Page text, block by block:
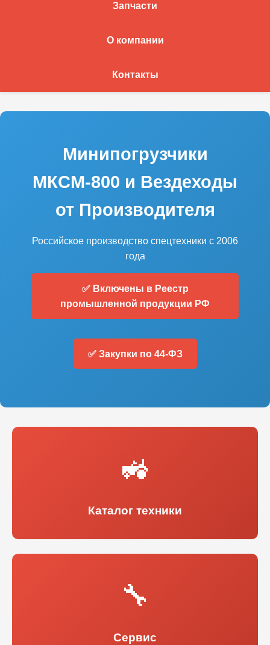
Запчасти
О компании
Контакты
Минипогрузчики
МКСМ-800 и Вездеходы
от Производителя
Российское производство спецтехники с 2006
года
✅ Включены в Реестр
промышленной продукции РФ
✅ Закупки по 44-ФЗ
🚜
Каталог техники
🔧
Сервис